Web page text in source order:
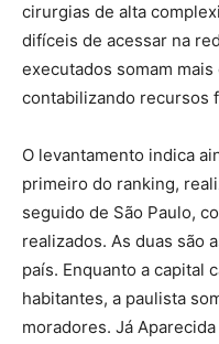
cirurgias de alta
difíceis de acessar na
executados somam
contabilizando recursos
O levantamento indica
primeiro do ranking,
seguido de São Paulo,
realizados. As duas são
país. Enquanto a capital
habitantes, a paulista
moradores. Já